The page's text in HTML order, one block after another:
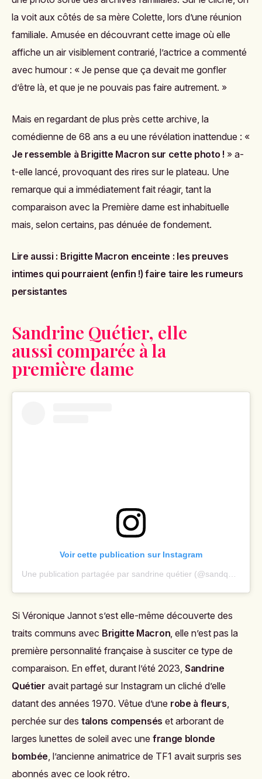
la voit aux côtés de sa mère Colette, lors d’une réunion
familiale. Amusée en découvrant cette image où elle
affiche un air visiblement contrarié, l’actrice a commenté
avec humour : « Je pense que ça devait me gonfler
d’être là, et que je ne pouvais pas faire autrement. »
Mais en regardant de plus près cette archive, la
comédienne de 68 ans a eu une révélation inattendue : «
Je ressemble à Brigitte Macron sur cette photo ! » a-
t-elle lancé, provoquant des rires sur le plateau. Une
remarque qui a immédiatement fait réagir, tant la
comparaison avec la Première dame est inhabituelle
mais, selon certains, pas dénuée de fondement.
Lire aussi : Brigitte Macron enceinte : les preuves
intimes qui pourraient (enfin !) faire taire les rumeurs
persistantes
Sandrine Quétier, elle
aussi comparée à la
première dame
Voir cette publication sur Instagram
Si Véronique Jannot s’est elle-même découverte des
traits communs avec Brigitte Macron, elle n’est pas la
première personnalité française à susciter ce type de
comparaison. En effet, durant l’été 2023, Sandrine
Quétier avait partagé sur Instagram un cliché d’elle
datant des années 1970. Vêtue d’une robe à fleurs,
perchée sur des talons compensés et arborant de
larges lunettes de soleil avec une frange blonde
bombée, l’ancienne animatrice de TF1 avait surpris ses
abonnés avec ce look rétro.